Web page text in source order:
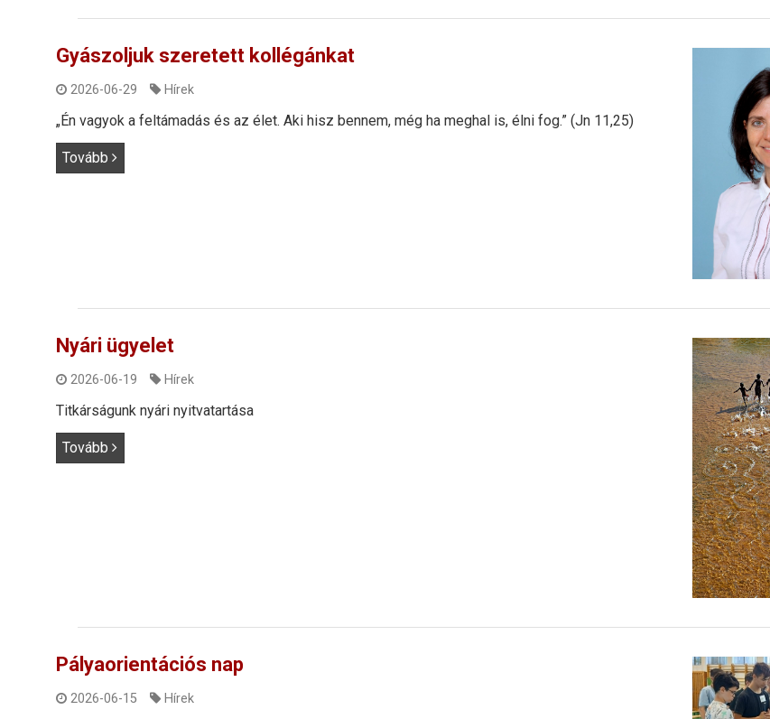
Gyászoljuk szeretett kollégánkat
2026-06-29 Hírek
„Én vagyok a feltámadás és az élet. Aki hisz bennem, még ha meghal is, élni fog.” (Jn 11,25)
Tovább
Nyári ügyelet
2026-06-19 Hírek
Titkárságunk nyári nyitvatartása
Tovább
Pályaorientációs nap
2026-06-15 Hírek